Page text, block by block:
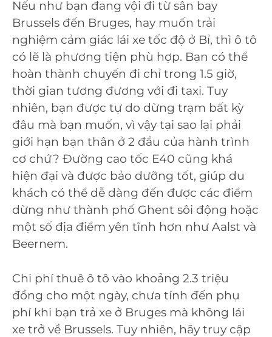
Nếu như bạn đang vội đi từ sân bay
Brussels đến Bruges, hay muốn trải
nghiệm cảm giác lái xe tốc độ ở Bỉ, thì ô tô
có lẽ là phương tiện phù hợp. Bạn có thể
hoàn thành chuyến đi chỉ trong 1.5 giờ,
thời gian tương đương với đi taxi. Tuy
nhiên, bạn được tự do dừng trạm bất kỳ
đâu mà bạn muốn, vì vậy tại sao lại phải
giới hạn bạn thân ở 2 đầu của hành trình
cơ chứ? Đường cao tốc E40 cũng khá
hiện đại và được bảo dưỡng tốt, giúp du
khách có thể dễ dàng đến được các điểm
dừng như thành phố Ghent sôi động hoặc
một số địa điểm yên tĩnh hơn như Aalst và
Beernem.
Chi phí thuê ô tô vào khoảng 2.3 triệu
đồng cho một ngày, chưa tính đến phụ
phí khi bạn trả xe ở Bruges mà không lái
xe trở về Brussels. Tuy nhiên, hãy truy cập